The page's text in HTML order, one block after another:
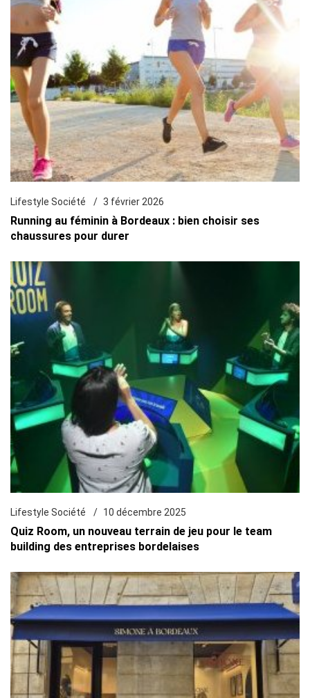
Lifestyle Société 3 février 2026
Running au féminin à Bordeaux : bien choisir ses
chaussures pour durer
Lifestyle Société 10 décembre 2025
Quiz Room, un nouveau terrain de jeu pour le team
building des entreprises bordelaises